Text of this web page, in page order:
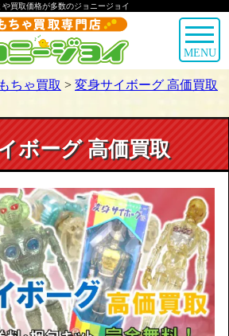
買取価格が多数のジョニージョイ
MENU
ちゃ買取 > 変身サイボーグ 高価買取
ボーグ 高価買取